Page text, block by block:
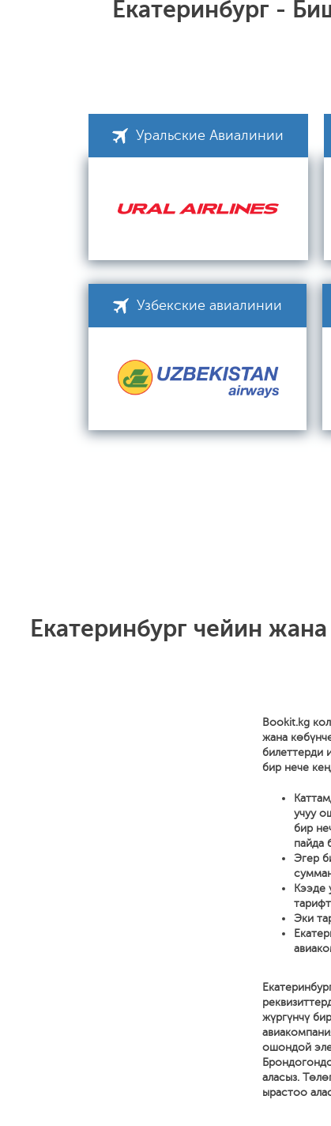
Екатеринбург -
Уральские Авиалинии
Узбекские авиалинии
Екатеринбург чейин
Bookit.kg
жана
билеттерди
бир нече
учуу
бир
пайда
Эгер
Кээде
Эки
жүргүнчү
ошондой эле
аласыз.
ырастоо